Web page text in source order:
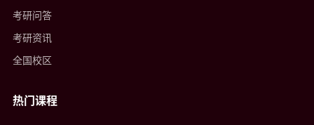
考研问答
考研资讯
全国校区
热门课程